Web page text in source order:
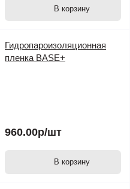
В корзину
Гидропароизоляционная
пленка BASE+
960.00р/шт
В корзину